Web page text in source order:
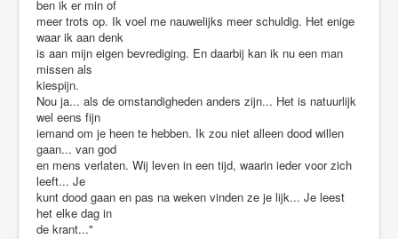
ben ik er min of
meer trots op. Ik voel me nauwelijks meer schuldig. Het enige
waar ik aan denk
is aan mijn eigen bevrediging. En daarbij kan ik nu een man
missen als
kiespijn.
Nou ja... als de omstandigheden anders zijn... Het is natuurlijk
wel eens fijn
iemand om je heen te hebben. Ik zou niet alleen dood willen
gaan... van god
en mens verlaten. Wij leven in een tijd, waarin ieder voor zich
leeft... Je
kunt dood gaan en pas na weken vinden ze je lijk... Je leest
het elke dag in
de krant..."